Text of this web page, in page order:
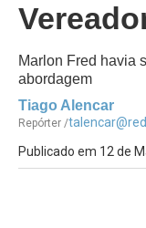
Marlon Fred havia
abordagem
Tiago Alencar
Repórter /
Publicado em 12 de